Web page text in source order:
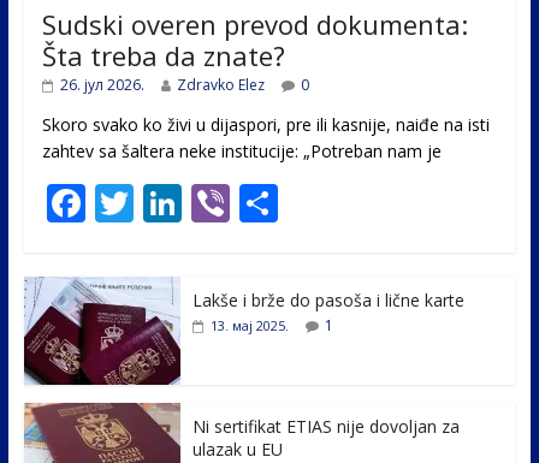
Sudski overen prevod dokumenta:
Šta treba da znate?
26. јул 2026. Zdravko Elez 0
Skoro svako ko živi u dijaspori, pre ili kasnije, naiđe na isti
zahtev sa šaltera neke institucije: „Potreban nam je
F
e
b
o
o
k
T
itt
er
Li
e
Vi
er
S
ar
e
Lakše i brže do pasoša i lične karte
13. мај 2025. 1
Ni sertifikat ETIAS nije dovoljan za
ulazak u EU